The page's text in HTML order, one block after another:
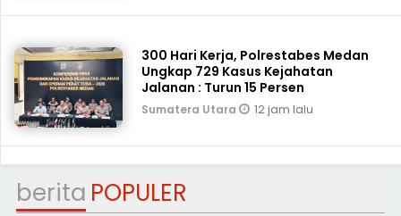
300 Hari Kerja, Polrestabes Medan
Ungkap 729 Kasus Kejahatan
Jalanan : Turun 15 Persen
Sumatera Utara 12 jam lalu
berita POPULER